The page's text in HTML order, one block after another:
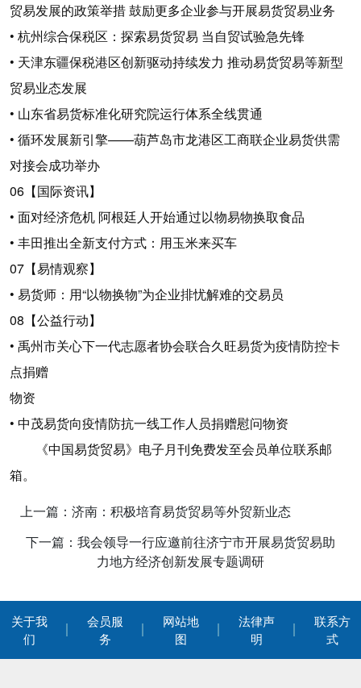
贸易发展的政策举措 鼓励更多企业参与开展易货贸易业务
• 杭州综合保税区：探索易货贸易 当自贸试验急先锋
• 天津东疆保税港区创新驱动持续发力 推动易货贸易等新型
贸易业态发展
• 山东省易货标准化研究院运行体系全线贯通
• 循环发展新引擎——葫芦岛市龙港区工商联企业易货供需
对接会成功举办
06【国际资讯】
• 面对经济危机 阿根廷人开始通过以物易物换取食品
• 丰田推出全新支付方式：用玉米来买车
07【易情观察】
• 易货师：用“以物换物”为企业排忧解难的交易员
08【公益行动】
• 禹州市关心下一代志愿者协会联合久旺易货为疫情防控卡
点捐赠
物资
• 中茂易货向疫情防抗一线工作人员捐赠慰问物资
《中国易货贸易》电子月刊免费发至会员单位联系邮
箱。
上一篇：济南：积极培育易货贸易等外贸新业态
下一篇：我会领导一行应邀前往济宁市开展易货贸易助
力地方经济创新发展专题调研
关于我
们
会员服
务
网站地
图
法律声
明
联系方
式